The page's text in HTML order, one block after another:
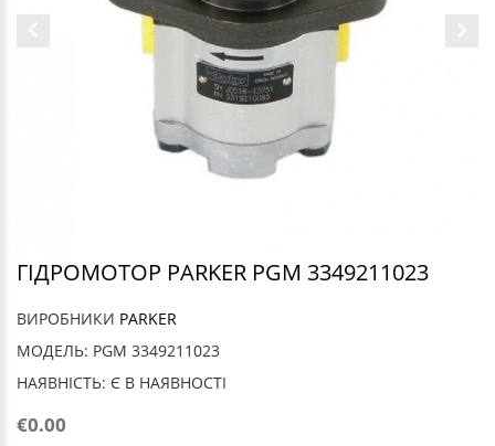
ГІДРОМОТОР PARKER PGM 3349211023
ВИРОБНИКИ PARKER
МОДЕЛЬ: PGM 3349211023
НАЯВНІСТЬ: Є В НАЯВНОСТІ
€0.00